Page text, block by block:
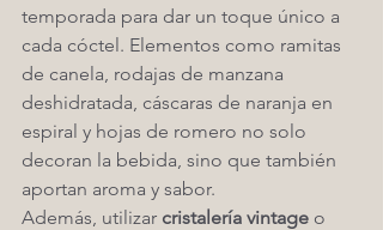
temporada para dar un toque único a
cada cóctel. Elementos como ramitas
de canela, rodajas de manzana
deshidratada, cáscaras de naranja en
espiral y hojas de romero no solo
decoran la bebida, sino que también
aportan aroma y sabor.
Además, utilizar cristalería vintage o